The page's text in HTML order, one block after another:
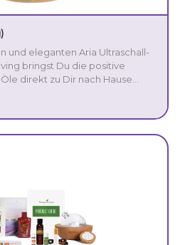
und eleganten Aria Ultraschall-
bringst Du die positive
zu Dir nach Hause
Diffusertechnologie mit
Funktionen. Im Lieferumfang
mit der Du
ätherischen Öle Lemon und